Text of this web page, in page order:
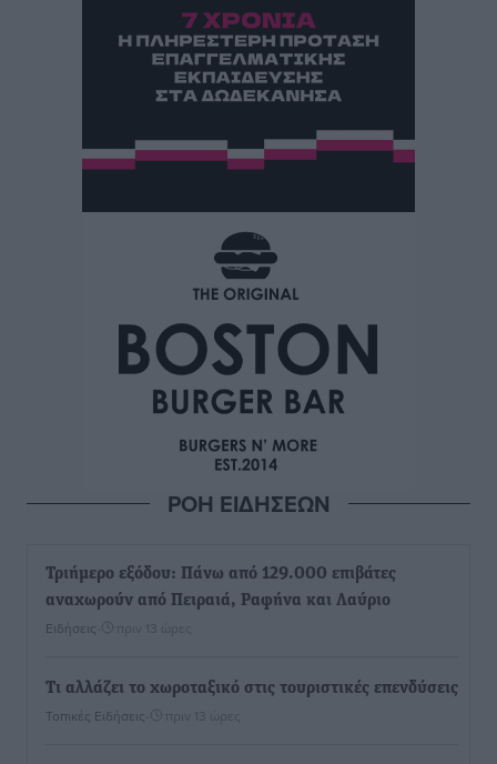
ΡΟΗ ΕΙΔΗΣΕΩΝ
Τριήμερο εξόδου: Πάνω από 129.000 επιβάτες
αναχωρούν από Πειραιά, Ραφήνα και Λαύριο
Ειδήσεις πριν 13 ώρες
Τι αλλάζει το χωροταξικό στις τουριστικές επενδύσεις
Τοπικές Ειδήσεις πριν 13 ώρες